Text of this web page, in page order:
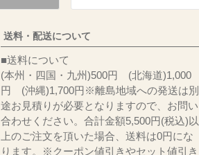
送料・配送について
■送料について
(本州・四国・九州)500円 (北海道)1,000
円 (沖縄)1,700円※離島地域への発送は別
途お見積りが必要となりますので、お問い
合わせください。合計金額5,500円(税込)以
上のご注文を頂いた場合、送料は0円にな
ります。※クーポン値引きやセット値引き